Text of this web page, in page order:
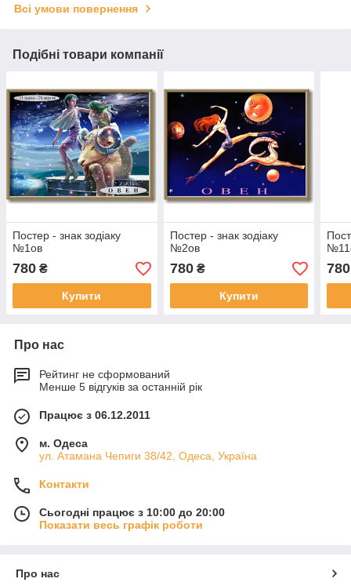
Всі умови повернення
Подібні товари компанії
Постер - знак зодіаку
№1ов
780 ₴
Купити
Постер - знак зодіаку
№2ов
780₴
Купити
780
Про нас
Рейтинг не сформований
Менше 5 відгуків за останній рік
Працює з 06.12.2011
м. Одеса
ул. Атамана Чепиги 38/42, Одеса, Україна
Контакти
Сьогодні працює з 10:00 до 20:00
Показати весь графік роботи
Про нас